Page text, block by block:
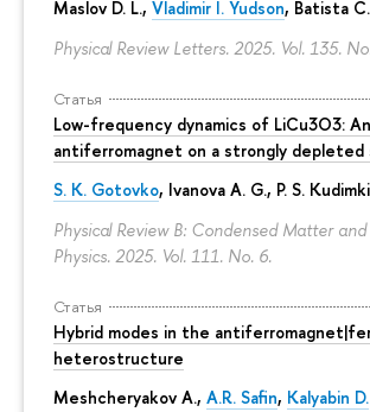
Maslov D. L., Vladimir I. Yudson, Batista
Physical Review Letters. 2025. Vol. 135.
Статья
Low-frequency dynamics of LiCu3⁢O3: An
antiferromagnet on a strongly
S. K. Gotovko, Ivanova A. G., P. S.
Physical Review B: Condensed Matter
Physics. 2025. Vol. 111. No. 6.
Статья
Hybrid modes in the
heterostructure
Meshcheryakov A., A.R. Safin, Kalyabin D.